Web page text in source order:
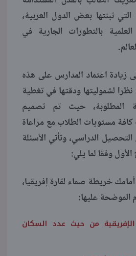
التي تبنتها بعض الدول العربية،
بالتطورات الجارية في
زيادة اعتماد المدارس على هذه
نظرا لشموليتها ودقتها في تغطية
المطلوبة، حيث تم تصميم
كافة مستويات الطلاب مع مراعاة
الدراسي، وتأتي الأسئلة
وفقا لما يلي:
خريطة صماء لقارة إفريقيا،
الموضحة عليها:
من حيث عدد السكان